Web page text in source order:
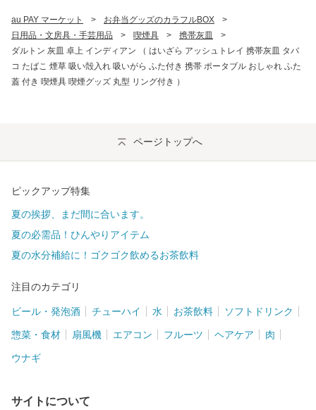
au PAY マーケット > お弁当グッズのカラフルBOX
>
日用品・文房具・手芸用品
> 喫煙具 > 携帯灰皿
>
ダルトン 灰皿 卓上 インディアン （ はいざら アッシュトレイ 携帯灰皿 タバ
コ たばこ 煙草 吸い殻入れ 吸いがら ふた付き 携帯 ポータブル おしゃれ ふた
蓋 付き 喫煙具 喫煙グッズ 丸型 リング付き ）
ページトップへ
ピックアップ特集
夏の挨拶、まだ間に合います。
夏の必需品！ひんやりアイテム
夏の水分補給に！ゴクゴク飲めるお茶飲料
注目のカテゴリ
ビール・発泡酒 チューハイ 水 お茶飲料 ソフトドリンク
惣菜・食材 扇風機 エアコン フルーツ ヘアケア 肉
ウナギ
サイトについて